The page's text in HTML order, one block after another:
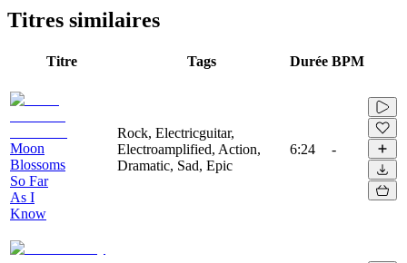
Titres similaires
Titre Tags Durée BPM
Moon
Blossoms
So Far
As I
Know
Rock, Electricguitar,
Electroamplified, Action,
Dramatic, Sad, Epic
6:24 -